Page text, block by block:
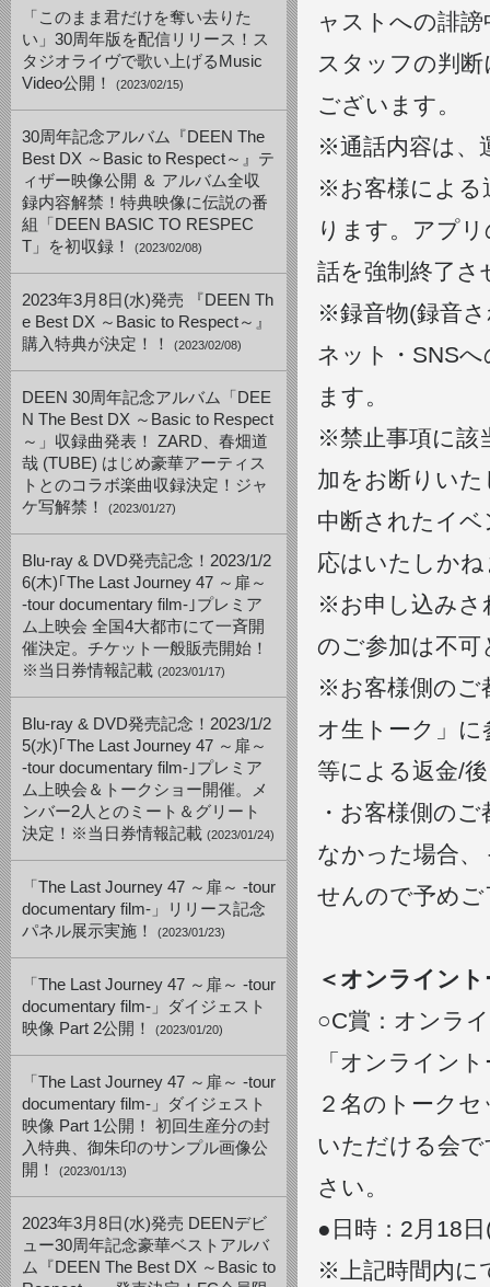
「このまま君だけを奪い去りた
い」30周年版を配信リリース！ス
タジオライヴで歌い上げるMusic
Video公開！
(2023/02/15)
30周年記念アルバム『DEEN The
Best DX ～Basic to Respect～』テ
ィザー映像公開 ＆ アルバム全収
録内容解禁！特典映像に伝説の番
組「DEEN BASIC TO RESPEC
T」を初収録！
(2023/02/08)
2023年3月8日(水)発売 『DEEN Th
e Best DX ～Basic to Respect～』
購入特典が決定！！
(2023/02/08)
DEEN 30周年記念アルバム「DEE
N The Best DX ～Basic to Respect
～」収録曲発表！ ZARD、春畑道
哉 (TUBE) はじめ豪華アーティス
トとのコラボ楽曲収録決定！ジャ
ケ写解禁！
(2023/01/27)
Blu-ray & DVD発売記念！2023/1/2
6(木)｢The Last Journey 47 ～扉～
-tour documentary film-｣プレミア
ム上映会 全国4大都市にて一斉開
催決定。チケット一般販売開始！
※当日券情報記載 (2023/01/17)
Blu-ray & DVD発売記念！2023/1/2
5(水)｢The Last Journey 47 ～扉～
-tour documentary film-｣プレミア
ム上映会＆トークショー開催。メ
ンバー2人とのミート＆グリート
決定！※当日券情報記載 (2023/01/24)
「The Last Journey 47 ～扉～ -tour
documentary film-」リリース記念
パネル展示実施！
(2023/01/23)
「The Last Journey 47 ～扉～ -tour
documentary film-」ダイジェスト
映像 Part 2公開！
(2023/01/20)
「The Last Journey 47 ～扉～ -tour
documentary film-」ダイジェスト
映像 Part 1公開！ 初回生産分の封
入特典、御朱印のサンプル画像公
開！
(2023/01/13)
2023年3月8日(水)発売 DEENデビ
ュー30周年記念豪華ベストアルバ
ム『DEEN The Best DX ～Basic to
ャストへの誹
スタッフの判
ございます。
※通話内容は、
※お客様による
ります。アプ
話を強制終了
※録音物(録音
ネット・SNS
ます。
※禁止事項に該
加をお断りい
中断されたイ
応はいたしか
※お申し込みさ
のご参加は不
※お客様側のご
オ生トーク」
等による返金/
・お客様側の
なかった場合
せんので予め
＜オンライン
○C賞：オンラ
「オンライン
２名のトーク
いただける会
さい。
●日時：2月18
※上記時間内に